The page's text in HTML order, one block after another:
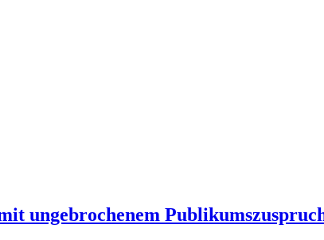
ungebrochenem